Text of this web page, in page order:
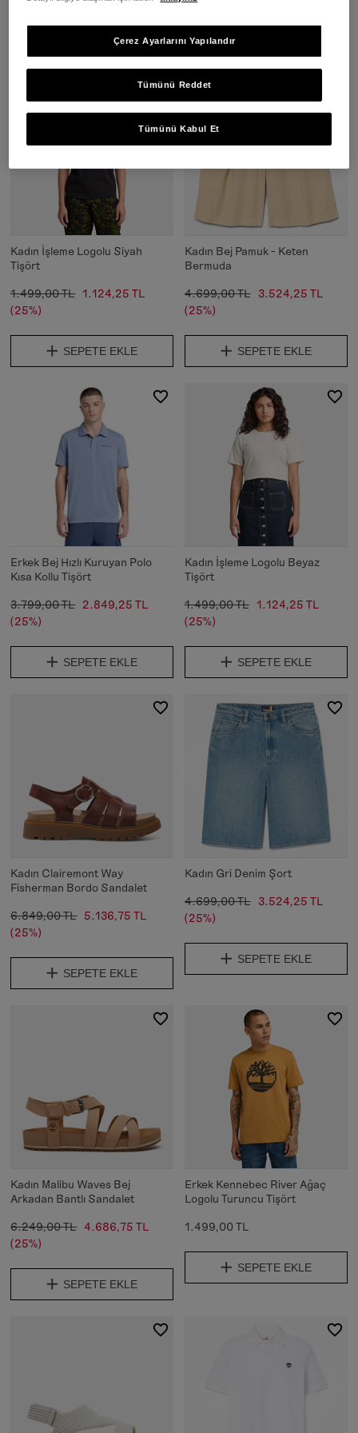
SEPETE EKLE
Kadın İşleme Logolu Siyah
Tişört
1.499,00 TL 1.124,25 TL
(25%)
SEPETE EKLE
Kadın Bej Pamuk - Keten
Bermuda
4.699,00 TL
3.524,25 TL
(25%)
SEPETE EKLE
Erkek Bej Hızlı Kuruyan Polo
Kısa Kollu Tişört
3.799,00 TL 2.849,25 TL
(25%)
SEPETE EKLE
Kadın İşleme Logolu Beyaz
Tişört
1.499,00 TL 1.124,25 TL
(25%)
SEPETE EKLE
Kadın Clairemont Way
Fisherman Bordo Sandalet
6.849,00 TL 5.136,75 TL
(25%)
SEPETE EKLE
Kadın Gri Denim Şort
4.699,00 TL
3.524,25 TL
(25%)
SEPETE EKLE
Kadın Malibu Waves Bej
Arkadan Bantlı Sandalet
6.249,00 TL 4.686,75 TL
(25%)
SEPETE EKLE
Erkek Kennebec River Ağaç
Logolu Turuncu Tişört
1.499,00 TL
SEPETE EKLE
Tümünü Reddet
Tümünü Kabul Et
Çerez Ayarlarını Yapılandır